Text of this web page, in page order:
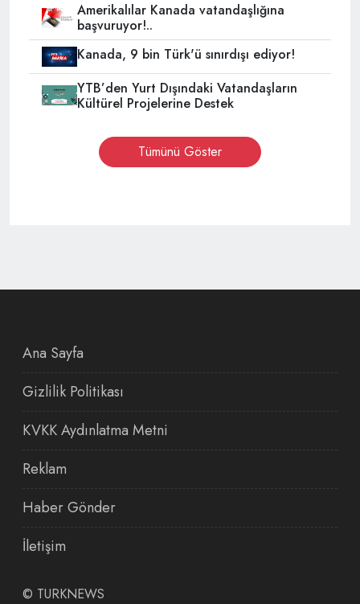
Amerikalılar Kanada vatandaşlığına
başvuruyor!..
Kanada, 9 bin Türk'ü sınırdışı ediyor!
YTB’den Yurt Dışındaki Vatandaşların
Kültürel Projelerine Destek
Tümünü Göster
Ana Sayfa
Gizlilik Politikası
KVKK Aydınlatma Metni
Reklam
Haber Gönder
İletişim
© TURKNEWS